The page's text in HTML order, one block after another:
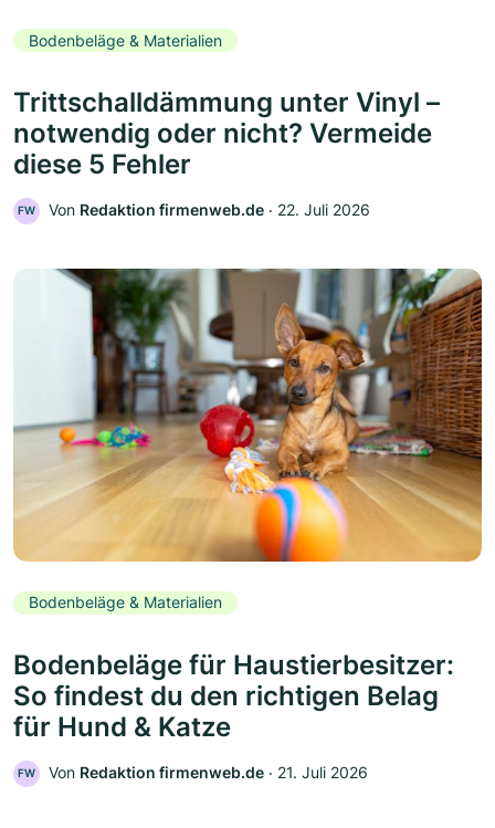
Bodenbeläge & Materialien
Trittschalldämmung unter Vinyl –
notwendig oder nicht? Vermeide
diese 5 Fehler
FW Von Redaktion firmenweb.de ‧ 22. Juli 2026
Bodenbeläge & Materialien
Bodenbeläge für Haustierbesitzer:
So findest du den richtigen Belag
für Hund & Katze
FW Von Redaktion firmenweb.de ‧ 21. Juli 2026